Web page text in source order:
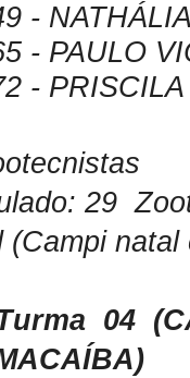
-
- PAULO
-
29
(Campi
04 (
)